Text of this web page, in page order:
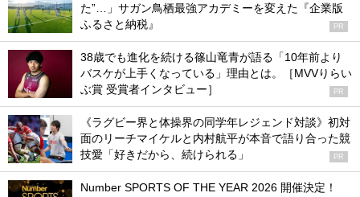
た”…」サガン鳥栖最強アカデミーを変えた『企業版
ふるさと納税』
PR
38歳でも進化を続ける篠山竜青が語る「10年前より
バスケが上手くなっている」理由とは。［MVVりらい
ぶ賞 受賞者インタビュー］
PR
《ラグビー界と体操界の同学年レジェンド対談》初対
面のリーチマイケルと内村航平が本音で語り合った競
技愛「好きだから、続けられる」
PR
Number SPORTS OF THE YEAR 2026 開催決定！